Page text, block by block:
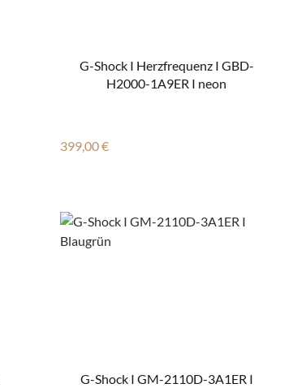
G-Shock I Herzfrequenz I GBD-
H2000-1A9ER I neon
Regulärer Preis:
399,00 €
G-Shock I GM-2110D-3A1ER I